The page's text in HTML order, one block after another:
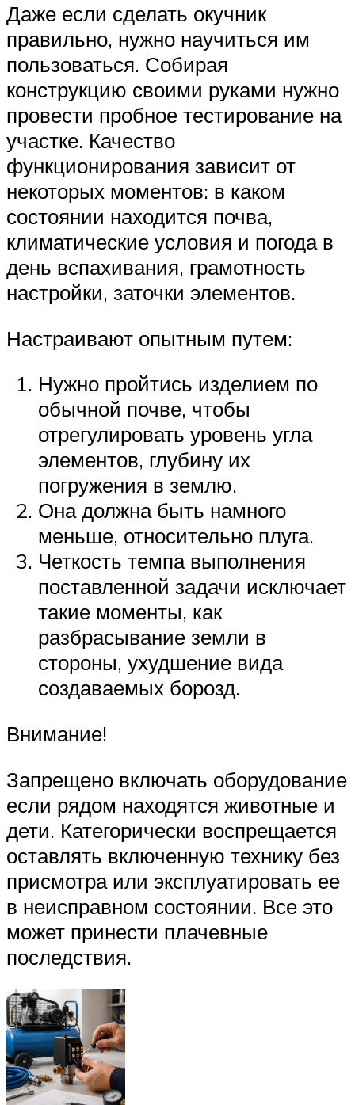
Даже если сделать окучник
правильно, нужно научиться им
пользоваться. Собирая
конструкцию своими руками нужно
провести пробное тестирование на
участке. Качество
функционирования зависит от
некоторых моментов: в каком
состоянии находится почва,
климатические условия и погода в
день вспахивания, грамотность
настройки, заточки элементов.
Настраивают опытным путем:
Нужно пройтись изделием по
обычной почве, чтобы
отрегулировать уровень угла
элементов, глубину их
погружения в землю.
Она должна быть намного
меньше, относительно плуга.
Четкость темпа выполнения
поставленной задачи исключает
такие моменты, как
разбрасывание земли в
стороны, ухудшение вида
создаваемых борозд.
Внимание!
Запрещено включать оборудование
если рядом находятся животные и
дети. Категорически воспрещается
оставлять включенную технику без
присмотра или эксплуатировать ее
в неисправном состоянии. Все это
может принести плачевные
последствия.